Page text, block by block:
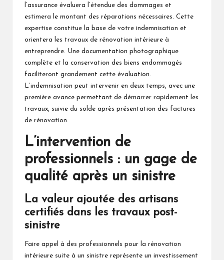
l’assurance évaluera l’étendue des dommages et
estimera le montant des réparations nécessaires. Cette
expertise constitue la base de votre indemnisation et
orientera les travaux de rénovation intérieure à
entreprendre. Une documentation photographique
complète et la conservation des biens endommagés
faciliteront grandement cette évaluation.
L’indemnisation peut intervenir en deux temps, avec une
première avance permettant de démarrer rapidement les
travaux, suivie du solde après présentation des factures
de rénovation.
L’intervention de
professionnels : un gage de
qualité après un sinistre
La valeur ajoutée des artisans
certifiés dans les travaux post-
sinistre
Faire appel à des professionnels pour la rénovation
intérieure suite à un sinistre représente un investissement